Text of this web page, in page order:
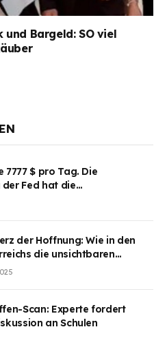
und Bargeld: SO viel
7777 $ pro Tag. Die
Fed hat die
des Marktes erregt.
der Hoffnung: Wie in den
die unsichtbaren
Scan: Experte fordert
an Schulen